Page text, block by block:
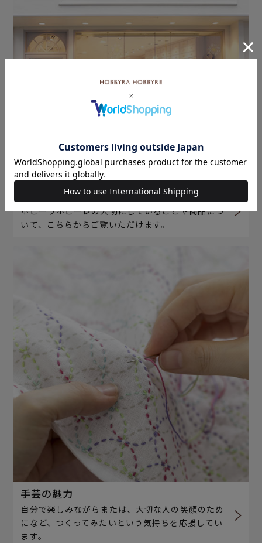
ホビーラホビーレについて
ホビーラホビーレの大切にしていることや商品につ
いて、こちらからご覧いただけます。
手芸の魅力
自分で楽しみながらまたは、大切な人の笑顔のため
になど、つくってみたいという気持ちを応援してい
ます。